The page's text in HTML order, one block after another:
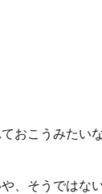
おこうみたい
、そうではない